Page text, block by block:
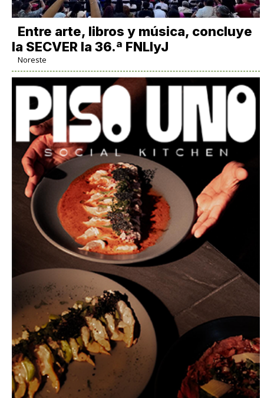
Entre arte, libros y música, concluye
la SECVER la 36.ª FNLIyJ
Noreste